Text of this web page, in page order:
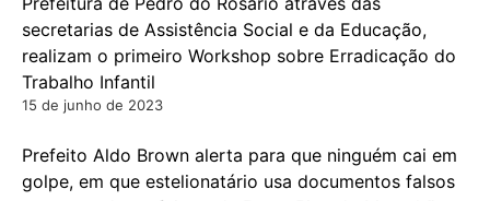
secretarias de Assistência Social e da Educação,
realizam o primeiro Workshop sobre Erradicação do
Trabalho Infantil
15 de junho de 2023
Prefeito Aldo Brown alerta para que ninguém cai em
golpe, em que estelionatário usa documentos falsos